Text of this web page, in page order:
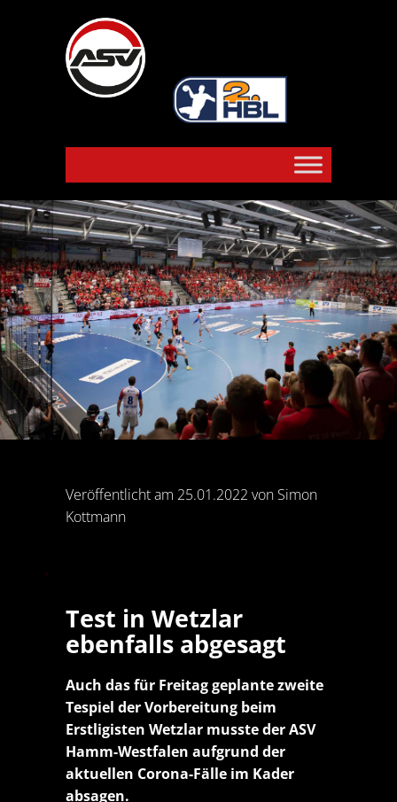
Veröffentlicht am 25.01.2022 von Simon
Kottmann
Test in Wetzlar
ebenfalls abgesagt
Auch das für Freitag geplante zweite
Tespiel der Vorbereitung beim
Erstligisten Wetzlar musste der ASV
Hamm-Westfalen aufgrund der
aktuellen Corona-Fälle im Kader
absagen.